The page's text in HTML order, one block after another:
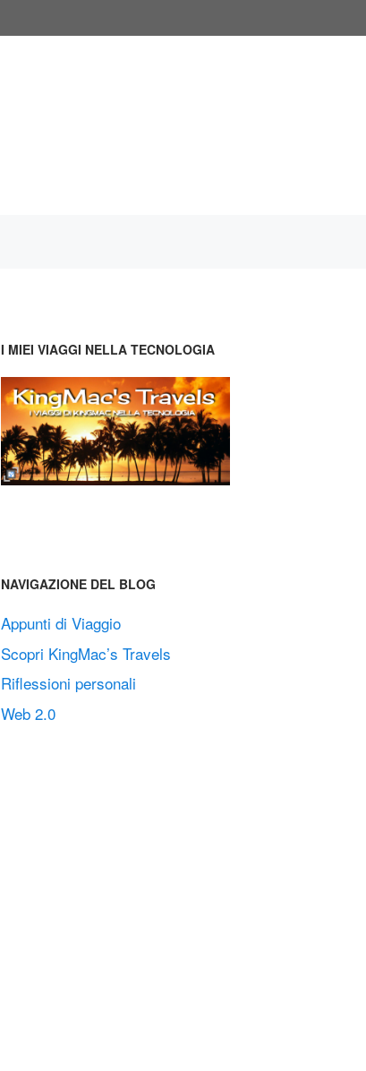
I MIEI VIAGGI NELLA TECNOLOGIA
NAVIGAZIONE DEL BLOG
Appunti di Viaggio
Scopri KingMac’s Travels
Riflessioni personali
Web 2.0